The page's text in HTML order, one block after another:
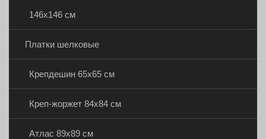
146х146 см
Платки шелковые
Крепдешин 65х65 см
Креп-жоржет 84х84 см
Атлас 89х89 см